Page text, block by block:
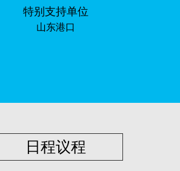
特别支持单位
山东港口
日程议程